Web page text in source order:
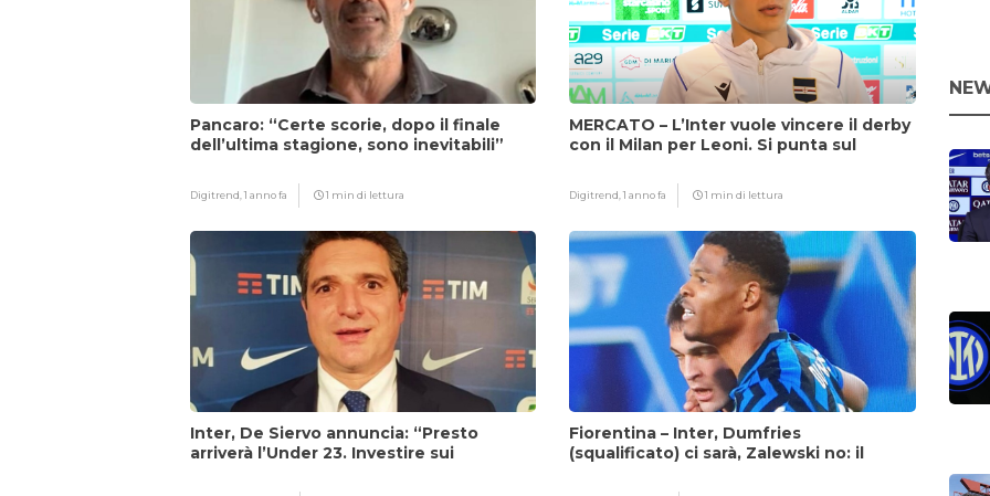
Pancaro: “Certe scorie, dopo il finale
dell’ultima stagione, sono inevitabili”
Digitrend,1 anno fa 1 min di lettura
MERCATO – L’Inter vuole vincere il derby
con il Milan per Leoni. Si punta sul
Digitrend,1 anno fa 1 min di lettura
Inter, De Siervo annuncia: “Presto
arriverà l’Under 23. Investire sui
Fiorentina – Inter, Dumfries
(squalificato) ci sarà, Zalewski no: il